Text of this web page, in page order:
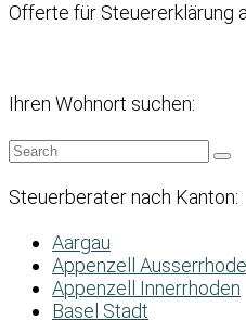
Offerte für Steuererklärung
Ihren Wohnort suchen:
Steuerberater nach Kanton:
Aargau
Appenzell
Appenzell Innerrhoden
Basel Stadt